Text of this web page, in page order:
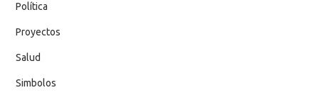
Política
Proyectos
Salud
Simbolos